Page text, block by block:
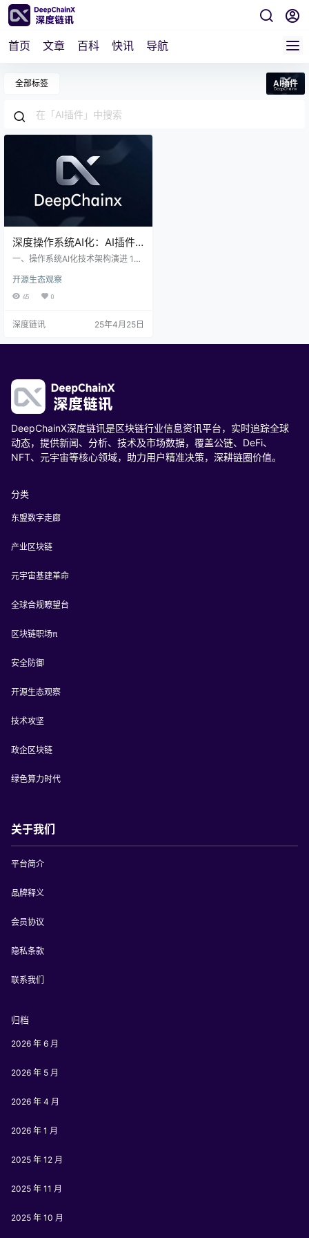
首页 文章 百科 快讯 导航
全部标签 AI插件
深度操作系统AI化：AI插件
驱动的开发者生态重构与智
一、操作系统AI化技术架构演进 1．
的AI插件分层架构是其智能化转型的
关键基础。内核驱动适配是该架构
过对不同硬件设备的驱动进行优化
硬件资源，提升计算性能。例如，
的数据传输和计算。 运行时优化则
是在插件运行…
开源生态观察
45 0
深度链讯 25年4月25日
DeepChainX深度链讯是区块链行业信息资讯平台，实时追踪全球
动态，提供新闻、分析、技术及市场数据，覆盖公链、DeFi、
NFT、元宇宙等核心领域，助力用户精准决策，深耕链圈价值。
分类
东盟数字走廊
产业区块链
元宇宙基建革命
全球合规瞭望台
区块链职场π
安全防御
开源生态观察
技术攻坚
政企区块链
绿色算力时代
关于我们
平台简介
品牌释义
会员协议
隐私条款
联系我们
归档
2026 年 6 月
2026 年 5 月
2026 年 4 月
2026 年 1 月
2025 年 12 月
2025 年 11 月
2025 年 10 月